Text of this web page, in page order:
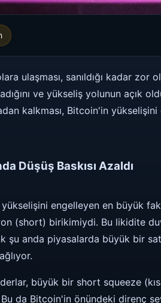
ulaşması, sanıldığı kadar
ve yükseliş yolunun açık
kalkması, Bitcoin'in
Düşüş Baskısı Azaldı
yükselişini engelleyen en büyük
(short) birikimiydi. Bu likidite
şu anda piyasalarda büyük bir
büyük bir short squeeze
da Bitcoin'in önündeki direnç